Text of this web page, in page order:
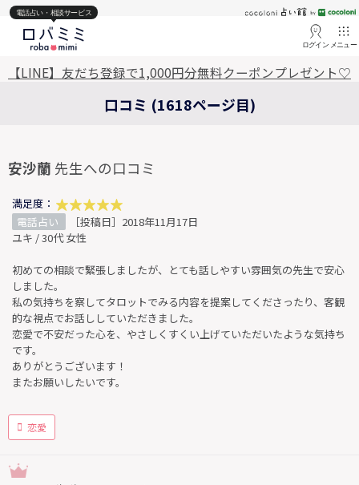
電話占い・相談サービス
ログイン メニュー
【LINE】友だち登録で1,000円分無料クーポンプレゼント♡
口コミ (1618ページ目)
安沙蘭 先生への口コミ
満足度：
電話占い
［投稿日］2018年11月17日
ユキ / 30代 女性
初めての相談で緊張しましたが、とても話しやすい雰囲気の先生で安心
しました。
私の気持ちを察してタロットでみる内容を提案してくださったり、客観
的な視点でお話ししていただきました。
恋愛で不安だった心を、やさしくすくい上げていただいたような気持ち
です。
ありがとうございます！
またお願いしたいです。
恋愛